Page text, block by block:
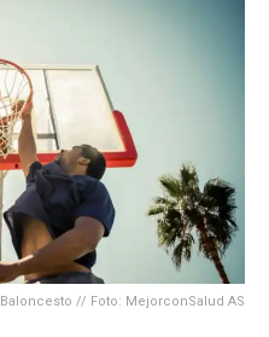
Baloncesto // Foto: MejorconSalud AS